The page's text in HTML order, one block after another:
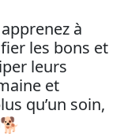
apprenez à
les bons et
leurs
et
qu’un soin,